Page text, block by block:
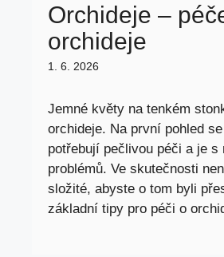
Orchideje –
orchideje
1. 6. 2026
Jemné květy na tenkém
orchideje. Na první pohled
potřebují pečlivou péči a je s
problémů. Ve skutečnosti
složité, abyste o tom byli
základní tipy pro péči o